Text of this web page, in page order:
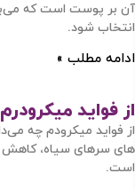
آن بر پوست است که
انتخاب شود.
ادامه مطلب »
از فواید
از فواید میکرودم چه
های سرهای سیاه، کاهش
است.